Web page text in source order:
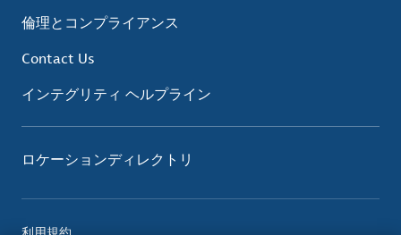
倫理とコンプライアンス
Contact Us
インテグリティ ヘルプライン
ロケーションディレクトリ